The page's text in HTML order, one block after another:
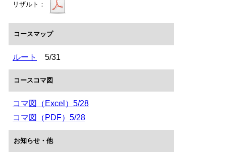
リザルト：
コースマップ
ルート 5/31
コースコマ図
コマ図（Excel）5/28
コマ図（PDF）5/28
お知らせ・他